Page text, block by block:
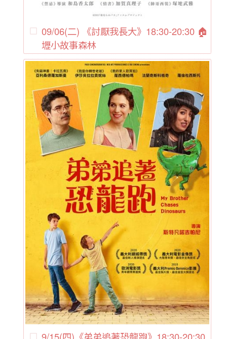
09/06(二) 《討厭我長大》18:30-20:30 🏠
壢小故事森林